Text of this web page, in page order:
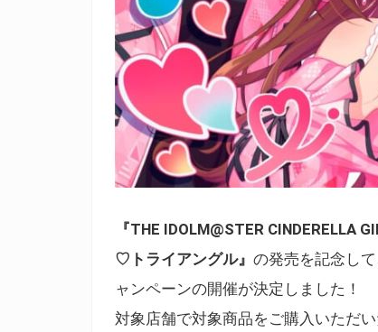
『THE IDOLM@STER CINDERELLA
♡トライアングル』 の発売を記念して
ャンペーンの開催が決定しました！
対象店舗で対象商品をご購入いただ